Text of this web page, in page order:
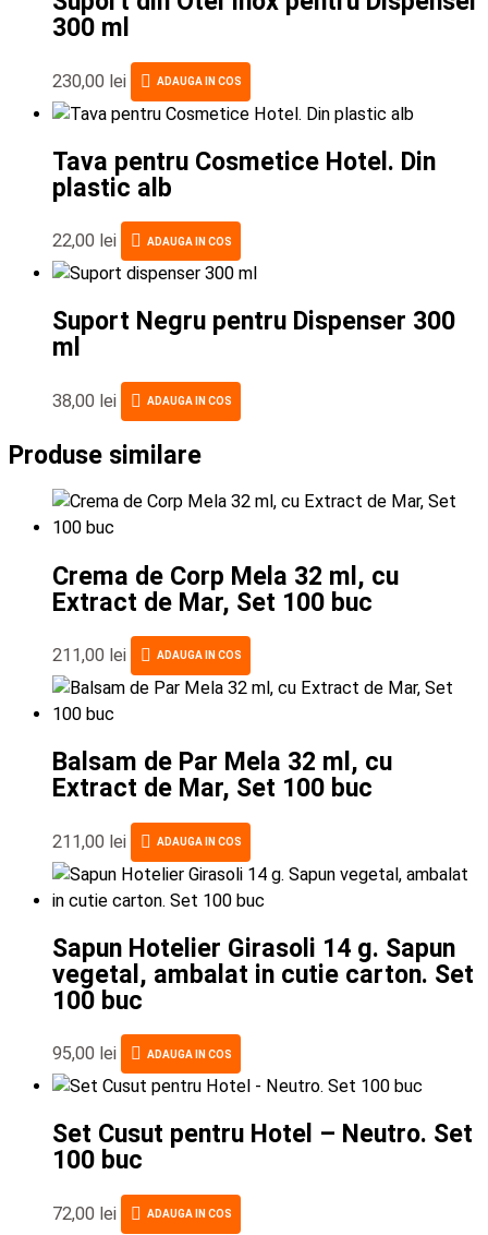
300 ml
230,00 lei ADAUGA IN COS
Tava pentru Cosmetice Hotel. Din
plastic alb
22,00 lei ADAUGA IN COS
Suport Negru pentru Dispenser 300
ml
38,00 lei ADAUGA IN COS
Produse similare
Crema de Corp Mela 32 ml, cu
Extract de Mar, Set 100 buc
211,00 lei ADAUGA IN COS
Balsam de Par Mela 32 ml, cu
Extract de Mar, Set 100 buc
211,00 lei ADAUGA IN COS
Sapun Hotelier Girasoli 14 g. Sapun
vegetal, ambalat in cutie carton. Set
100 buc
95,00 lei ADAUGA IN COS
Set Cusut pentru Hotel – Neutro. Set
100 buc
72,00 lei ADAUGA IN COS